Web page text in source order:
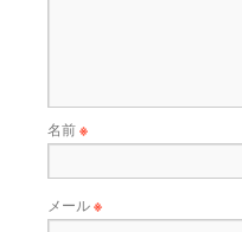
名前※
メール※